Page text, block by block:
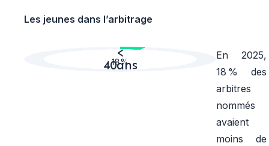
Les jeunes dans l’arbitrage
<
40ans
18%
En 2025,
18 % des
arbitres
nommés
avaient
moins de